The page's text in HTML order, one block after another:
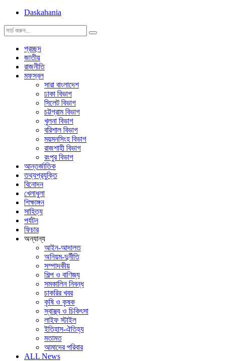
Daskahania
প্রচ্ছদ
জাতীয়
রাজনীতি
মফস্বল
সারা বাংলাদেশ
ঢাকা বিভাগ
সিলেট বিভাগ
চট্টগ্রাম বিভাগ
খুলনা বিভাগ
বরিশাল বিভাগ
ময়মনসিংহ বিভাগ
রাজশাহী বিভাগ
রংপুর বিভাগ
আন্তর্জাতিক
তথ্যপ্রযুক্তি
বিনোদন
খেলাধুলা
শিক্ষাঙ্গন
সাহিত্য
পর্যটন
ফিচার
অন্যান্য
আইন-আদালত
অনিয়ম-দুর্নীতি
সম্পাদকীয়
শিল্প ও বাণিজ্য
সমকালিন নিবন্ধ
চাকরির খবর
কৃষি ও কৃষক
স্বাস্থ্য ও চিকিৎসা
লাইফ স্টাইল
ইতিহাস-ঐতিহ্য
মতামত
আমাদের পরিবার
ALL News